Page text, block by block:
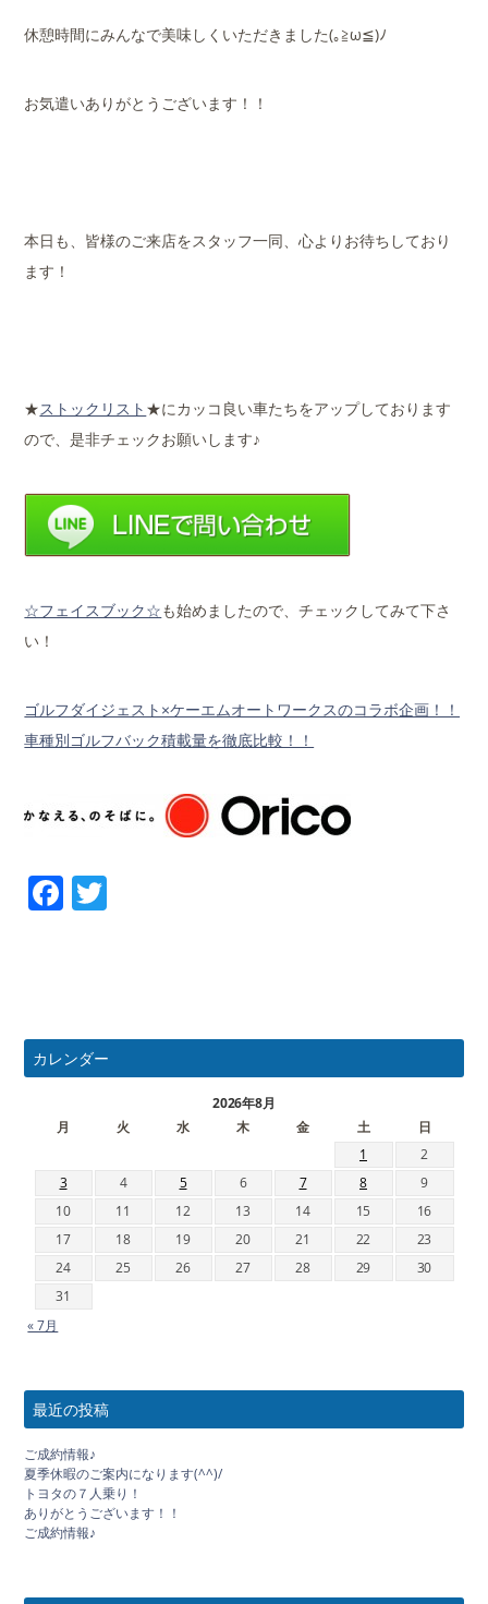
休憩時間にみんなで美味しくいただきました(｡≧ω≦)ﾉ
お気遣いありがとうございます！！
本日も、皆様のご来店をスタッフ一同、心よりお待ちしており
ます！
★ストックリスト ★にカッコ良い車たちをアップしております
ので、是非チェックお願いします♪
☆フェイスブック☆も始めましたので、チェックしてみて下さ
い！
ゴルフダイジェスト×ケーエムオートワークスのコラボ企画！！
車種別ゴルフバック積載量を徹底比較！！
Facebook
カレンダー
2026年8月
月
火 水 木 金 土
日
1
2
3
4 5 6 7 8
9
10
11 12 13 14 15
16
17
18 19 20 21 22
23
24
25 26 27 28 29
30
31
« 7月
最近の投稿
ご成約情報♪
夏季休暇のご案内になります(^^)/
トヨタの７人乗り！
ありがとうございます！！
ご成約情報♪